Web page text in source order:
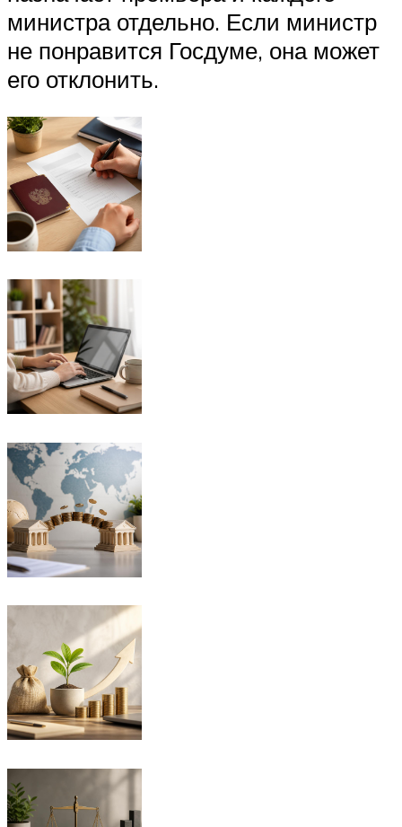
министра отдельно. Если министр
не понравится Госдуме, она может
его отклонить.